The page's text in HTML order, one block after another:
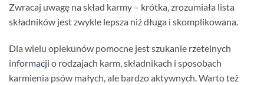
Zwracaj uwagę na skład karmy – krótka, zrozumiała lista
składników jest zwykle lepsza niż długa i skomplikowana.
Dla wielu opiekunów pomocne jest szukanie rzetelnych
informacji o rodzajach karm, składnikach i sposobach
karmienia psów małych, ale bardzo aktywnych. Warto też